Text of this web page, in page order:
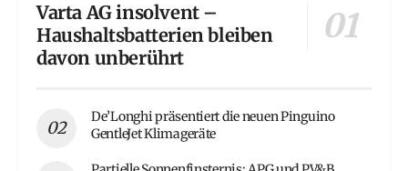
Varta AG insolvent –
Haushaltsbatterien bleiben
davon unberührt
De’Longhi präsentiert die neuen Pinguino
GentleJet Klimageräte